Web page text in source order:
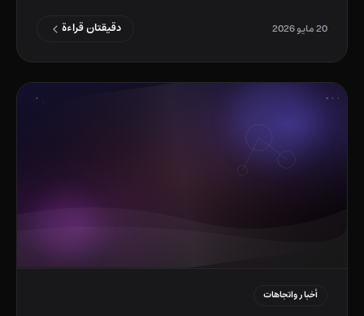
20 مايو 2026 دقيقتان قراءة
أخبار واتجاهات